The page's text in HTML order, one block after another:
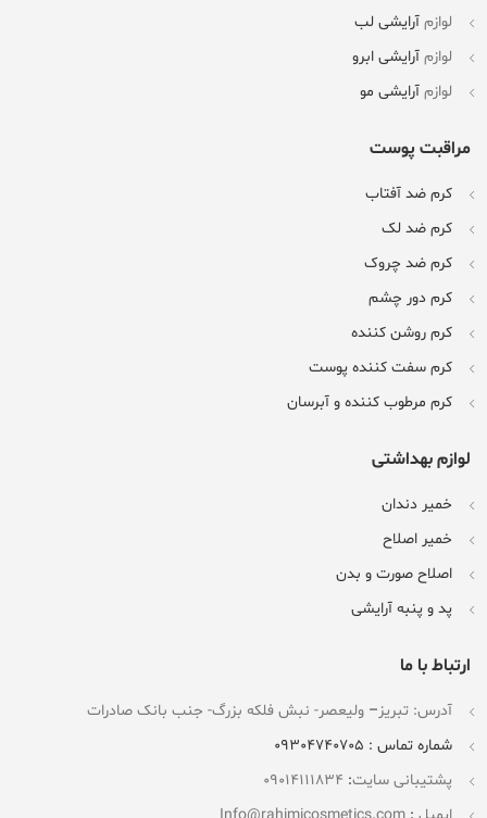
لوازم آرایشی لب
لوازم آرایشی ابرو
لوازم آرایشی مو
مراقبت پوست
کرم ضد آفتاب
کرم ضد لک
کرم ضد چروک
کرم دور چشم
کرم روشن کننده
کرم سفت کننده پوست
کرم مرطوب کننده و آبرسان
لوازم بهداشتی
خمیر دندان
خمیر اصلاح
اصلاح صورت و بدن
پد و پنبه آرایشی
ارتباط با ما
آدرس: تبریز– ولیعصر- نبش فلکه بزرگ- جنب بانک صادرات
شماره تماس : 09304740705
پشتیبانی سایت: